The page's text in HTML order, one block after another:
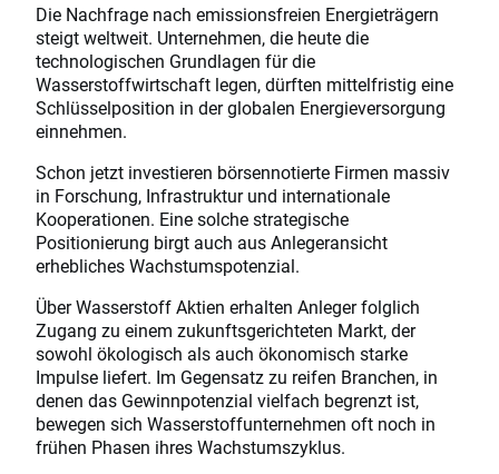
Die Nachfrage nach emissionsfreien Energieträgern
steigt weltweit. Unternehmen, die heute die
technologischen Grundlagen für die
Wasserstoffwirtschaft legen, dürften mittelfristig eine
Schlüsselposition in der globalen Energieversorgung
einnehmen.
Schon jetzt investieren börsennotierte Firmen massiv
in Forschung, Infrastruktur und internationale
Kooperationen. Eine solche strategische
Positionierung birgt auch aus Anlegeransicht
erhebliches Wachstumspotenzial.
Über Wasserstoff Aktien erhalten Anleger folglich
Zugang zu einem zukunftsgerichteten Markt, der
sowohl ökologisch als auch ökonomisch starke
Impulse liefert. Im Gegensatz zu reifen Branchen, in
denen das Gewinnpotenzial vielfach begrenzt ist,
bewegen sich Wasserstoffunternehmen oft noch in
frühen Phasen ihres Wachstumszyklus.